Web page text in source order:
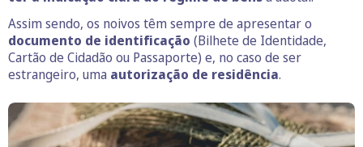
Assim sendo, os noivos têm sempre de apresentar o
documento de identificação (Bilhete de Identidade,
Cartão de Cidadão ou Passaporte) e, no caso de ser
estrangeiro, uma autorização de residência.